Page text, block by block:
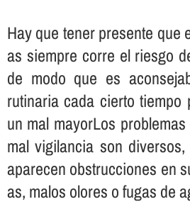
Hay que tener presente
as siempre corre el riesgo
de modo que es
rutinaria cada cierto
un mal mayorLos
mal vigilancia son
aparecen obstrucciones en
as, malos olores o fugas de